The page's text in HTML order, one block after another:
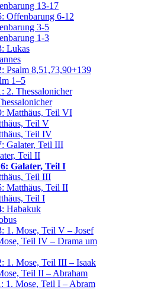
13-17
Offenbarung 6-12
3-5
1-3
Lukas
Psalm 8,51,73,90+139
1–5
2. Thessalonicher
Matthäus, Teil VI
Teil V
Teil IV
Galater, Teil III
Teil II
Galater, Teil I
Teil III
Matthäus, Teil II
Teil I
Habakuk
1. Mose, Teil V – Josef
Teil IV – Drama um
1. Mose, Teil III – Isaak
Teil II – Abraham
1. Mose, Teil I – Abram